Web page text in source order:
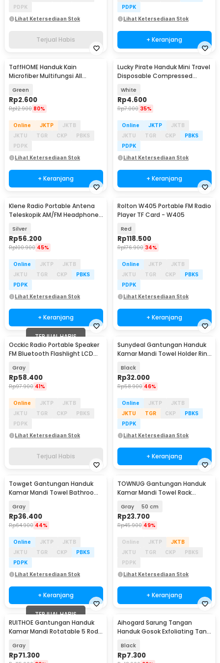
PDPK
Lihat Ketersediaan Stok
Terjual Habis
PDPK
Lihat Ketersediaan Stok
+ Keranjang
TaffHOME Handuk Kain
Microfiber Multifungsi All
Green
Rp2.600
Rp12.900 80%
Online JKTP
JKTB
JKTU
TGR CKP
PBKS
PDPK
Lihat Ketersediaan Stok
+ Keranjang
Lucky Pirate Handuk Mini Travel
Disposable Compressed
White
Rp4.600
Rp7.000 35%
Online JKTP
JKTB
JKTU
TGR CKP
PBKS
PDPK
Lihat Ketersediaan Stok
+ Keranjang
Klene Radio Portable Antena
Teleskopik AM/FM Headphone
Silver
Rp56.200
Rp100.900 45%
Online JKTP
JKTB
JKTU
TGR CKP
PBKS
PDPK
Lihat Ketersediaan Stok
+ Keranjang
Rolton W405 Portable FM Radio
Player TF Card - W405
Red
Rp118.500
Rp176.900 34%
Online JKTP
JKTB
JKTU
TGR CKP
PBKS
PDPK
Lihat Ketersediaan Stok
+ Keranjang
TERJUAL HABIS
Occkic Radio Portable Speaker
FM Bluetooth Flashlight LCD
Gray
Rp58.400
Rp97.900 41%
Online JKTP
JKTB
JKTU
TGR CKP
PBKS
PDPK
Lihat Ketersediaan Stok
Terjual Habis
Sunydeal Gantungan Handuk
Kamar Mandi Towel Holder Ring
Black
Rp32.000
Rp58.900 46%
Online JKTP
JKTB
JKTU
TGR CKP
PBKS
PDPK
Lihat Ketersediaan Stok
+ Keranjang
Towget Gantungan Handuk
Kamar Mandi Towel Bathroom
Gray
Rp36.400
Rp64.900 44%
Online JKTP
JKTB
JKTU
TGR CKP
PBKS
PDPK
Lihat Ketersediaan Stok
+ Keranjang
TOWNUG Gantungan Handuk
Kamar Mandi Towel Rack
Gray 50 cm
Rp23.700
Rp45.900 49%
Online JKTP
JKTB
JKTU
TGR CKP
PBKS
PDPK
Lihat Ketersediaan Stok
+ Keranjang
TERJUAL HABIS
RUITHOE Gantungan Handuk
Kamar Mandi Rotatable 5 Rod
Gray
Rp71.300
Aihogard Sarung Tangan
Handuk Gosok Exfoliating Tan
Black
Rp7.300